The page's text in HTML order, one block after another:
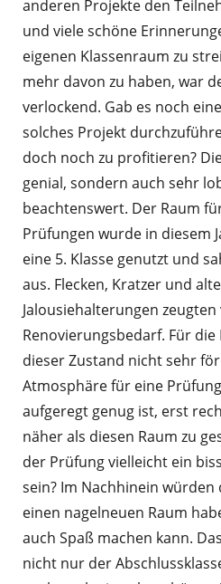
anderen Projekte den
und viele schöne
eigenen Klassenraum zu
mehr davon zu haben, war
verlockend. Gab es noch
solches Projekt
doch noch zu profitieren?
genial, sondern auch sehr
beachtenswert. Der Raum
Prüfungen wurde in diesem
eine 5. Klasse genutzt und
aus. Flecken, Kratzer und
Jalousiehalterungen
Renovierungsbedarf. Für
dieser Zustand nicht sehr
Atmosphäre für eine
aufgeregt genug ist, erst
näher als diesen Raum zu
der Prüfung vielleicht ein
sein? Im Nachhinein
einen nagelneuen Raum
auch Spaß machen kann.
nicht nur der